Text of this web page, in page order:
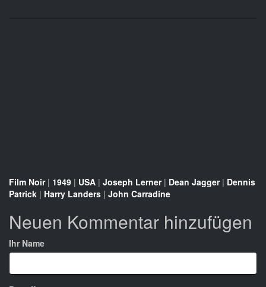
Film Noir| 1949 | USA | Joseph Lerner| Dean Jagger| Dennis
Patrick | Harry Landers | John Carradine
Neuen Kommentar hinzufügen
Ihr Name